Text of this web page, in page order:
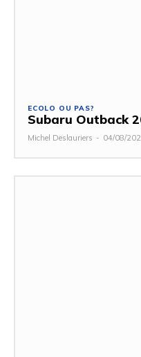
ECOLO OU PAS?
Subaru Outback
Michel Deslauriers - 04/08/